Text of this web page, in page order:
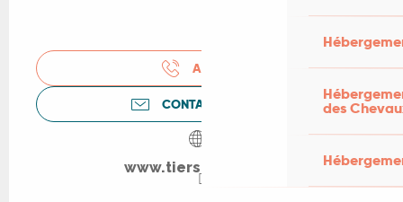
des
APPELER
CONTACTEZ-NOUS
www.tierslieusavy.fr